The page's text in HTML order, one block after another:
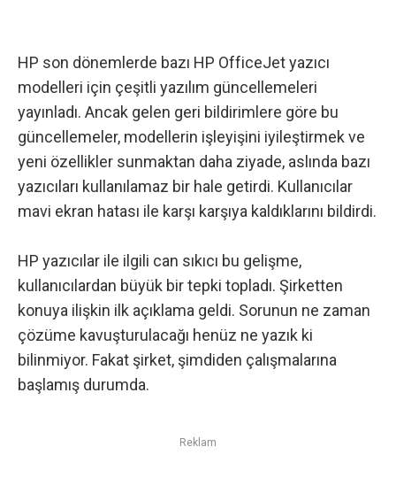
HP son dönemlerde bazı HP OfficeJet yazıcı
modelleri için çeşitli yazılım güncellemeleri
yayınladı. Ancak gelen geri bildirimlere göre bu
güncellemeler, modellerin işleyişini iyileştirmek ve
yeni özellikler sunmaktan daha ziyade, aslında bazı
yazıcıları kullanılamaz bir hale getirdi. Kullanıcılar
mavi ekran hatası ile karşı karşıya kaldıklarını bildirdi.
HP yazıcılar ile ilgili can sıkıcı bu gelişme,
kullanıcılardan büyük bir tepki topladı. Şirketten
konuya ilişkin ilk açıklama geldi. Sorunun ne zaman
çözüme kavuşturulacağı henüz ne yazık ki
bilinmiyor. Fakat şirket, şimdiden çalışmalarına
başlamış durumda.
Reklam